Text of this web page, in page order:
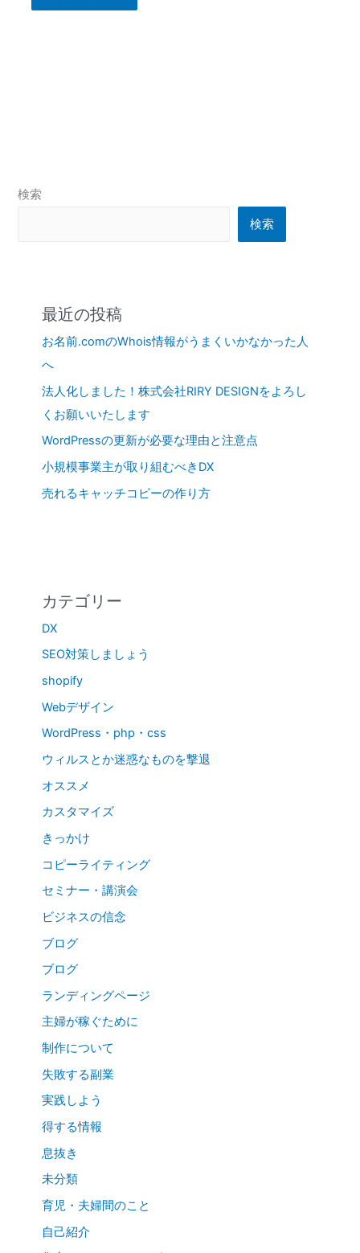
検索
検索
最近の投稿
お名前.comのWhois情報がうまくいかなかった人
へ
法人化しました！株式会社RIRY DESIGNをよろし
くお願いいたします
WordPressの更新が必要な理由と注意点
小規模事業主が取り組むべきDX
売れるキャッチコピーの作り方
カテゴリー
DX
SEO対策しましょう
shopify
Webデザイン
WordPress・php・css
ウィルスとか迷惑なものを撃退
オススメ
カスタマイズ
きっかけ
コピーライティング
セミナー・講演会
ビジネスの信念
ブログ
ブログ
ランディングページ
主婦が稼ぐために
制作について
失敗する副業
実践しよう
得する情報
息抜き
未分類
育児・夫婦間のこと
自己紹介